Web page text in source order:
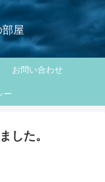
部屋
お問い合わせ
ー
した。